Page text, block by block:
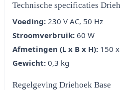
Technische specificaties
Voeding: 230 V AC, 50 Hz
Stroomverbruik: 60 W
Afmetingen (L x B x H): 150
Gewicht: 0,3 kg
Regelgeving Driehoek Base